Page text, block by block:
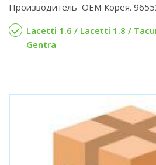
Производитель OEM Корея.
Lacetti 1.6 / Lacetti 1.8 /
Gentra